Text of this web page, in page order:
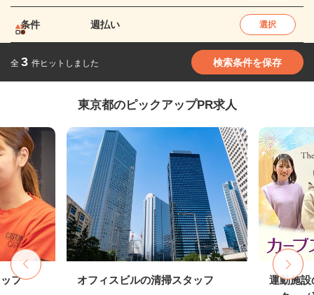
条件 週払い 選択
全 3 件ヒットしました 検索条件を保存
東京都のピックアップPR求人
フ オフィスビルの清掃スタッフ
運動施設